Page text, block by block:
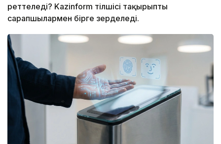
реттеледі? Kazinform тілшісі тақырыпты
сарапшылармен бірге зерделеді.